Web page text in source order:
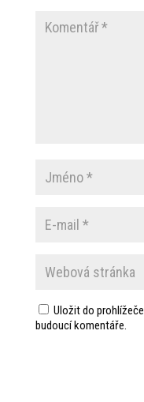
Uložit do
budoucí komentáře.